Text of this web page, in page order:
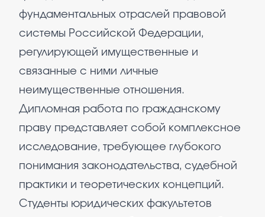
фундаментальных отраслей правовой
системы Российской Федерации,
регулирующей имущественные и
связанные с ними личные
неимущественные отношения.
Дипломная работа по гражданскому
праву представляет собой комплексное
исследование, требующее глубокого
понимания законодательства, судебной
практики и теоретических концепций.
Студенты юридических факультетов